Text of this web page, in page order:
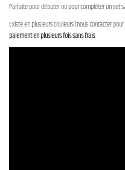
Parfaite pour débuter ou pour compléter un set
Existe en plusieurs couleurs (nous contacter
paiement en plusieurs fois sans frais.